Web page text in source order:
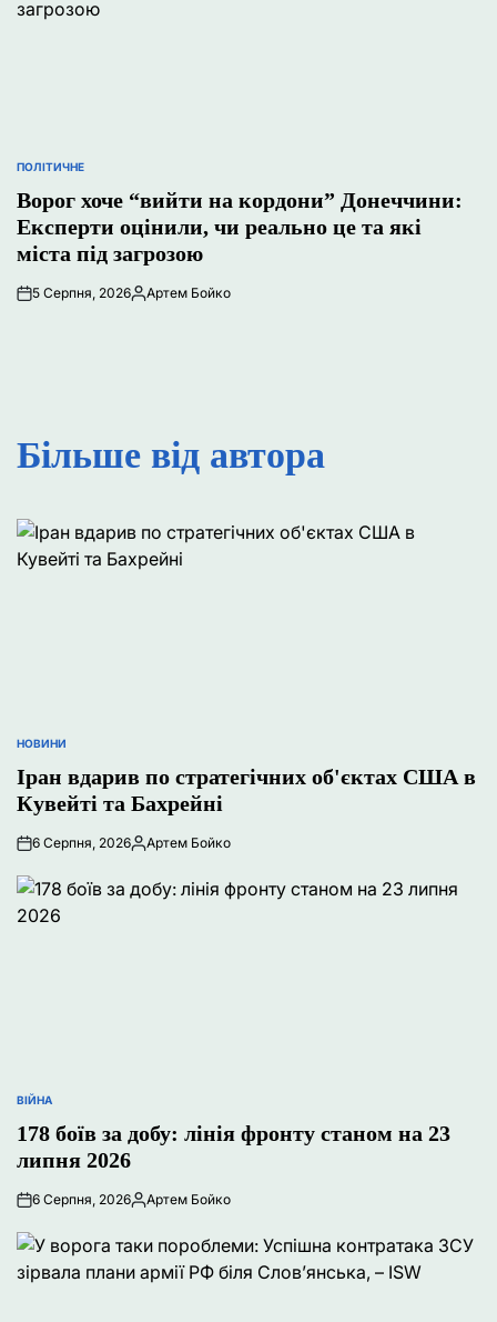
ОПУБЛІКУВАТИ
ПОЛІТИЧНЕ
Ворог хоче “вийти на кордони” Донеччини:
Експерти оцінили, чи реально це та які
міста під загрозою
5 Серпня, 2026Опубліковано
Артем Бойко
Більше від автора
ОПУБЛІКУВАТИ
НОВИНИ
Іран вдарив по стратегічних об'єктах США в
Кувейті та Бахрейні
6 Серпня, 2026Опубліковано
Артем Бойко
ОПУБЛІКУВАТИ
ВІЙНА
178 боїв за добу: лінія фронту станом на 23
липня 2026
6 Серпня, 2026Опубліковано
Артем Бойко